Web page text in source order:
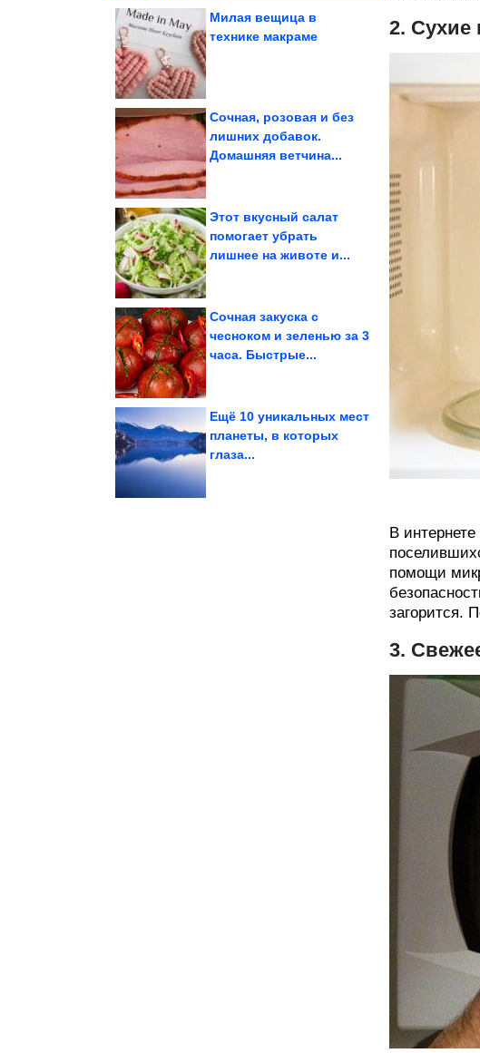
Душевные советские
Милая вещица в
технике макраме
Сочная, розовая и без
лишних добавок.
Домашняя ветчина...
Этот вкусный салат
помогает убрать
лишнее на животе и...
О чем молчала певица
Сочная закуска с
чесноком и зеленью за 3
часа. Быстрые...
вселенной, где всё
Ещё 10 уникальных мест
планеты, в которых
глаза...
2. Сухие
В
помощи
загорится.
3.